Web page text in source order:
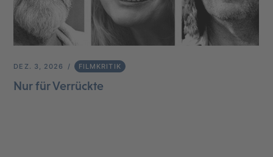
DEZ. 3, 2026 FILMKRITIK
Nur für Verrückte